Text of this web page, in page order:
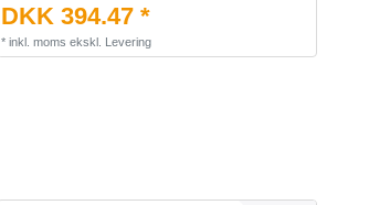
DKK 394.47 *
* inkl. moms ekskl. Levering